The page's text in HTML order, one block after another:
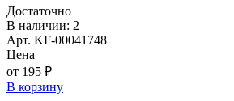
Достаточно
В наличии: 2
Арт. KF-00041748
Цена
от 195 ₽
В корзину